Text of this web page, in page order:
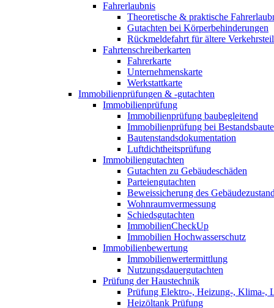
Fahrerlaubnis
Theoretische & praktische
Gutachten bei Körperbehinderungen
Rückmeldefahrt für ältere
Fahrtenschreiberkarten
Fahrerkarte
Unternehmenskarte
Werkstattkarte
Immobilienprüfungen & -gutachten
Immobilienprüfung
Immobilienprüfung baubegleitend
Immobilienprüfung bei
Bautenstandsdokumentation
Luftdichtheitsprüfung
Immobiliengutachten
Gutachten zu Gebäudeschäden
Parteiengutachten
Beweissicherung des
Wohnraumvermessung
Schiedsgutachten
ImmobilienCheckUp
Immobilien Hochwasserschutz
Immobilienbewertung
Immobilienwertermittlung
Nutzungsdauergutachten
Prüfung der Haustechnik
Prüfung Elektro-, Heizung-, Klima-,
Heizöltank Prüfung